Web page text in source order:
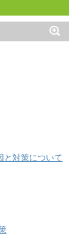
と対策について